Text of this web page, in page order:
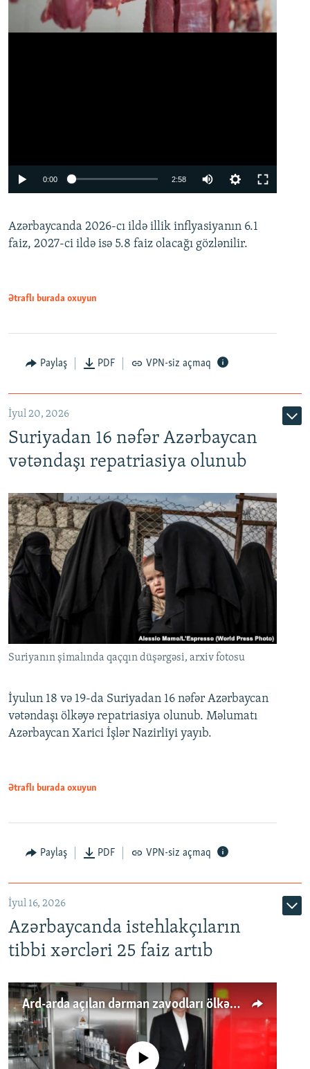
Auto
0:00 2:58
360p
480p
Azərbaycanda 2026-cı ildə illik inflyasiyanın 6.1
faiz, 2027-ci ildə isə 5.8 faiz olacağı gözlənilir.
Ətraflı burada oxuyun
Paylaş PDF VPN-siz açmaq
İyul 20, 2026
Suriyadan 16 nəfər Azərbaycan
vətəndaşı repatriasiya olunub
Suriyanın şimalında qaçqın düşərgəsi, arxiv fotosu
İyulun 18 və 19-da Suriyadan 16 nəfər Azərbaycan
vətəndaşı ölkəyə repatriasiya olunub. Məlumatı
Azərbaycan Xarici İşlər Nazirliyi yayıb.
Ətraflı burada oxuyun
Paylaş PDF VPN-siz açmaq
İyul 16, 2026
Azərbaycanda istehlakçıların
tibbi xərcləri 25 faiz artıb
Ard-arda açılan dərman zavodları ölkənin tələbatını ödəyirmi?
No media source currently available